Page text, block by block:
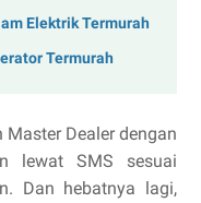
Elektrik Termurah
Termurah
Dealer dengan
lewat SMS sesuai
Dan hebatnya lagi,